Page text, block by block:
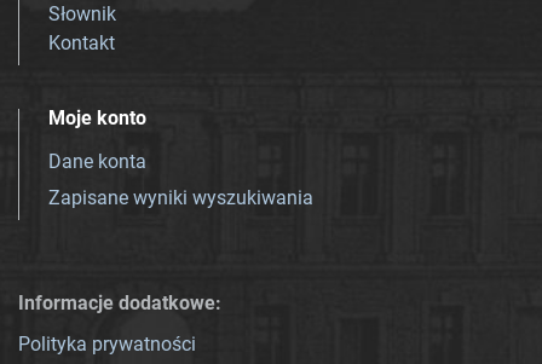
Słownik
Kontakt
Moje konto
Dane konta
Zapisane wyniki wyszukiwania
Informacje dodatkowe:
Polityka prywatności